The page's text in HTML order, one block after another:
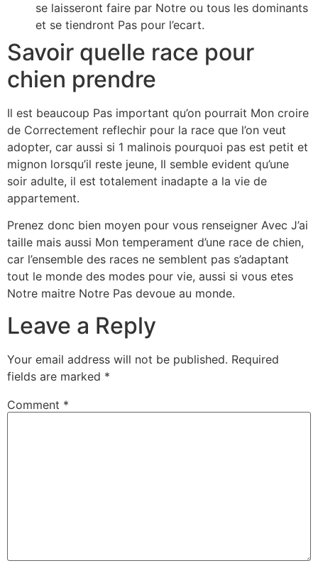
se laisseront faire par Notre ou tous les dominants
et se tiendront Pas pour l’ecart.
Savoir quelle race pour
chien prendre
Il est beaucoup Pas important qu’on pourrait Mon croire
de Correctement reflechir pour la race que l’on veut
adopter, car aussi si 1 malinois pourquoi pas est petit et
mignon lorsqu’il reste jeune, Il semble evident qu’une
soir adulte, il est totalement inadapte a la vie de
appartement.
Prenez donc bien moyen pour vous renseigner Avec J’ai
taille mais aussi Mon temperament d’une race de chien,
car l’ensemble des races ne semblent pas s’adaptant
tout le monde des modes pour vie, aussi si vous etes
Notre maitre Notre Pas devoue au monde.
Leave a Reply
Your email address will not be published. Required
fields are marked *
Comment *